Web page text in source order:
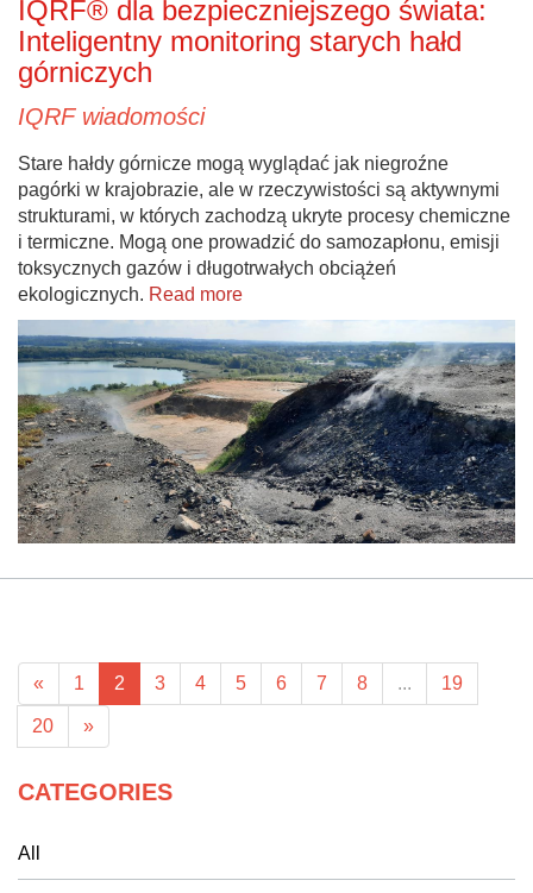
IQRF® dla bezpieczniejszego świata:
Inteligentny monitoring starych hałd
górniczych
IQRF wiadomości
Stare hałdy górnicze mogą wyglądać jak niegroźne
pagórki w krajobrazie, ale w rzeczywistości są aktywnymi
strukturami, w których zachodzą ukryte procesy chemiczne
i termiczne. Mogą one prowadzić do samozapłonu, emisji
toksycznych gazów i długotrwałych obciążeń
ekologicznych. Read more
« 1 2 3 4 5 6 7 8 ... 19
20 »
CATEGORIES
All